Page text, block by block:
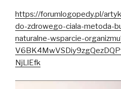
https://forumlogopedy.pl/
do-zdrowego-ciala-metoda-
naturalne-wsparcie-
NjLlEfk